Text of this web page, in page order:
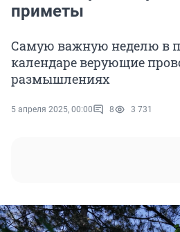
приметы
Самую важную неделю в
календаре верующие
размышлениях
5 апреля 2025, 00:00 8 3 731